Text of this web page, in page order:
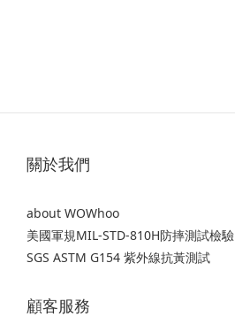
關於我們
about WOWhoo
美國軍規MIL-STD-810H防摔測試檢驗
SGS ASTM G154 紫外線抗黃測試
顧客服務